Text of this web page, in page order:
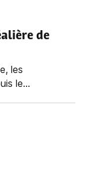
de
les
le...